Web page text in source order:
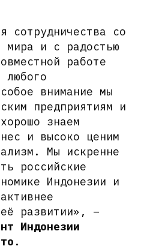
сотрудничества со
мира и с радостью
работе
любого
внимание мы
предприятиям и
знаем
и высоко ценим
Мы искренне
российские
Индонезии и
развитии», –
Индонезии
.